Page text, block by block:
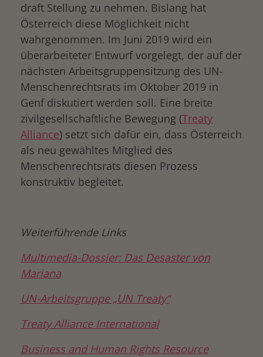
draft Stellung zu nehmen. Bislang hat
Österreich diese Möglichkeit nicht
wahrgenommen. Im Juni 2019 wird ein
überarbeiteter Entwurf vorgelegt, der auf der
nächsten Arbeitsgruppensitzung des UN-
Menschenrechtsrats im Oktober 2019 in
Genf diskutiert werden soll. Eine breite
zivilgesellschaftliche Bewegung (Treaty
Alliance) setzt sich dafür ein, dass Österreich
als neu gewähltes Mitglied des
Menschenrechtsrats diesen Prozess
konstruktiv begleitet.
Weiterführende Links
Multimedia-Dossier: Das Desaster von
Mariana
UN-Arbeitsgruppe „UN Treaty“
Treaty Alliance International
Business and Human Rights Resource